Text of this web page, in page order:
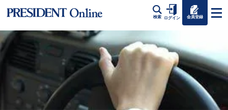
検索 ログイン 会員登録